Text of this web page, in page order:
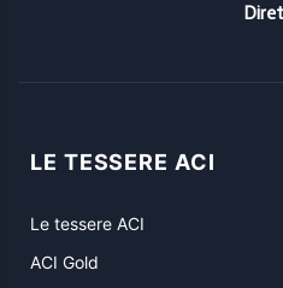
LE TESSERE ACI
Le tessere ACI
ACI Gold